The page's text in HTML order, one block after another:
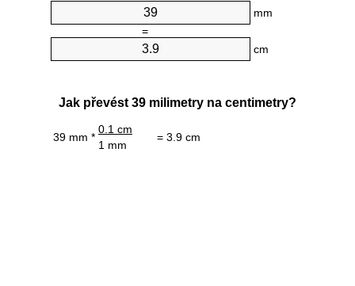
mm
=
cm
Jak převést 39 milimetry na centimetry?
39 mm *
0.1 cm
= 3.9 cm
1 mm